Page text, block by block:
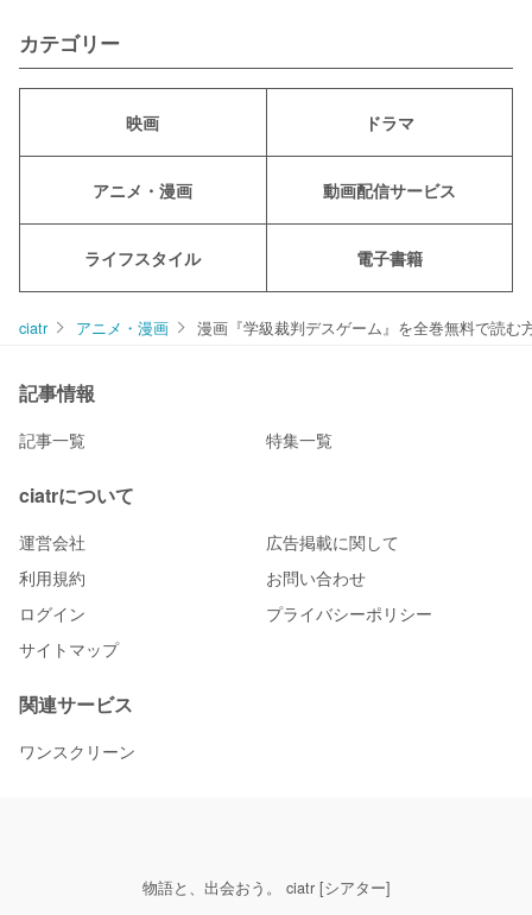
カテゴリー
映画 ドラマ
アニメ・漫画 動画配信サービス
ライフスタイル 電子書籍
ciatr アニメ・漫画 漫画『学級裁判デスゲーム』を全巻無料で読む
記事情報
記事一覧 特集一覧
ciatrについて
運営会社
広告掲載に関して
利用規約
お問い合わせ
ログイン
プライバシーポリシー
サイトマップ
関連サービス
ワンスクリーン
物語と、出会おう。 ciatr [シアター]